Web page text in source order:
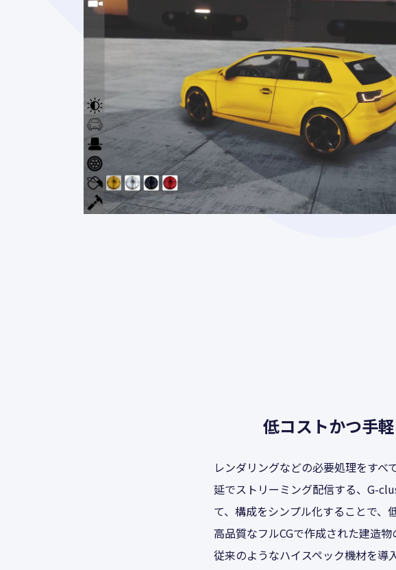
低コストかつ手
レンダリングなどの必要処理をす
延でストリーミング配信する、G-
て、構成をシンプル化することで、
高品質なフルCGで作成された建造
従来のようなハイスペック機材を導